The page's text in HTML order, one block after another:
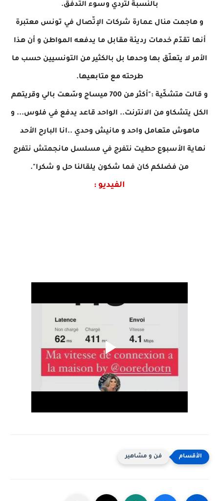
بالنسبة لتردي وسوء التدفّق.
و هاجمت منال عمارة شركات الإتّصال في تونس معتبرة
أنها تقدّم خدمات رديئة مقابل ما يدفعه المواطن و أن هذا
الأمر لا يتعلّق بها وحدها بل بالكثير من التونسيين حسب ما
طرحته مع متابعيها.
و قالت متشكّية :"أكثر من 700 ميساج وسّعت بالي وقريتهم
الكل يتشكاو من الانترنت.. الواحد قاعد يدفع في فلوس... و
ماهوش متعامل واحد و مانيش وحدي ..انا البارح الأحد
نهاية الأسبوع حطيت نتفرج في مسلسل مانجمتش نتفرج
من فضلكم كان فما شكون يلقالنا حل و شكرا".
الفيديو :
فن و مشاهير